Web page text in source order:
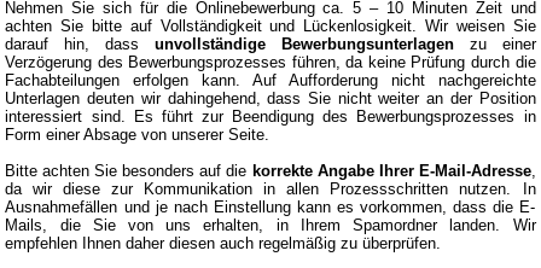
Nehmen Sie sich für die Onlinebewerbung ca. 5 – 10 Minuten Zeit und
achten Sie bitte auf Vollständigkeit und Lückenlosigkeit. Wir weisen Sie
darauf hin, dass unvollständige Bewerbungsunterlagenzu einer
Verzögerung des Bewerbungsprozesses führen, da keine Prüfung durch die
Fachabteilungen erfolgen kann. Auf Aufforderung nicht nachgereichte
Unterlagen deuten wir dahingehend, dass Sie nicht weiter an der Position
interessiert sind. Es führt zur Beendigung des Bewerbungsprozesses in
Form einer Absage von unserer Seite.
Bitte achten Sie besonders auf die korrekte Angabe Ihrer E-Mail-Adresse,
da wir diese zur Kommunikation in allen Prozessschritten nutzen. In
Ausnahmefällen und je nach Einstellung kann es vorkommen, dass die E-
Mails, die Sie von uns erhalten, in Ihrem Spamordner landen. Wir
empfehlen Ihnen daher diesen auch regelmäßig zu überprüfen.